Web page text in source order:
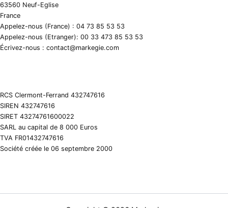
63560 Neuf-Eglise
France
Appelez-nous (France) : 04 73 85 53 53
Appelez-nous (Etranger): 00 33 473 85 53 53
Écrivez-nous : contact@markegie.com
RCS Clermont-Ferrand 432747616
SIREN 432747616
SIRET 43274761600022
SARL au capital de 8 000 Euros
TVA FR01432747616
Société créée le 06 septembre 2000